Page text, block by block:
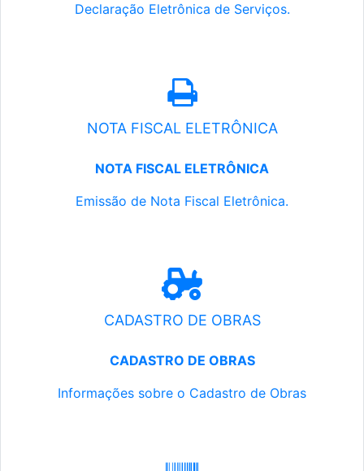
Declaração Eletrônica de Serviços.
NOTA FISCAL ELETRÔNICA
NOTA FISCAL ELETRÔNICA
Emissão de Nota Fiscal Eletrônica.
CADASTRO DE OBRAS
CADASTRO DE OBRAS
Informações sobre o Cadastro de Obras